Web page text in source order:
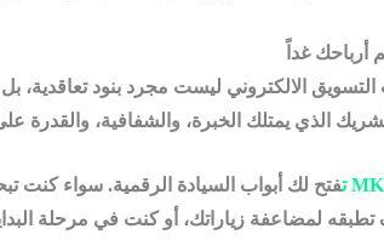
أرباحك غداً
الالكتروني ليست مجرد بنود تعاقدية،
الذي يمتلك الخبرة، والشفافية، والقدرة
تفتح لك أبواب السيادة الرقمية. سواء كنت
لمضاعفة زياراتك، أو كنت في مرحلة